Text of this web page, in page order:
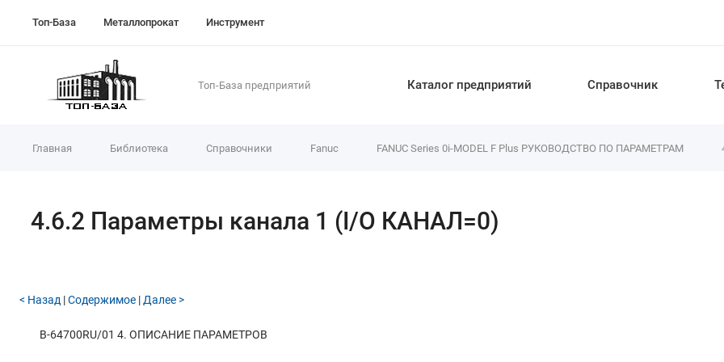
Топ-База Металлопрокат Инструмент
Топ-База предприятий Каталог предприятий Справочник
Главная Библиотека Справочники Fanuc FANUC Series 0i-MODEL F Plus РУКОВОДСТВО ПО ПАРАМЕТРАМ
4.6.2 Параметры канала 1 (I/O КАНАЛ=0)
< Назад |Содержимое | Далее >
B-64700RU/014. ОПИСАНИЕ ПАРАМЕТРОВ